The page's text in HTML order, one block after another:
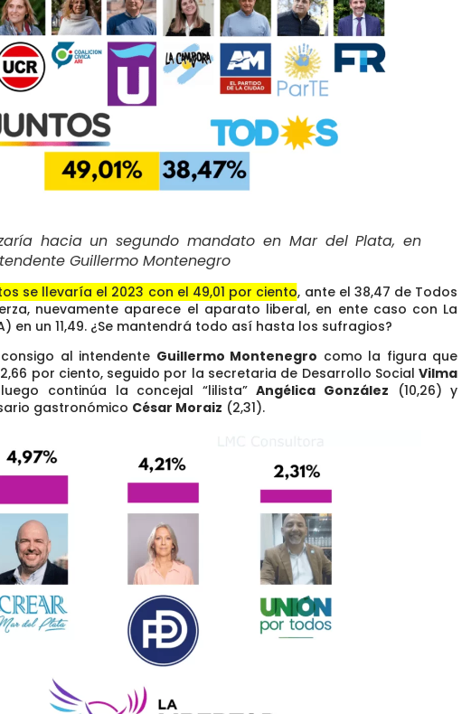
hacia un segundo mandato en Mar del Plata, en
Guillermo Montenegro
se llevaría el 2023 con el 49,01 por ciento, ante el 38,47 de Todos
nuevamente aparece el aparato liberal, en ente caso con La
en un 11,49. ¿Se mantendrá todo así hasta los sufragios?
al intendente Guillermo Montenegro como la figura que
por ciento, seguido por la secretaria de Desarrollo SocialVilma
luego continúa la concejal “lilista”Angélica González (10,26) y
gastronómico César Moraiz (2,31).